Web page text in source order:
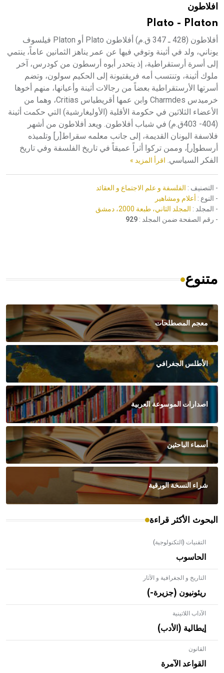
افلاطون
Plato - Platon
أفلاطون (428 ـ 347 ق.م) أفلاطون Plato أو Platon فيلسوف
يوناني، ولد في أثينة وتوفي فيها عن عمر يناهز الثمانين عاماً، ينتمي
إلى أسرة أرستقراطية، إذ يتحدر أبوه أرسطون من كودرس، آخر
ملوك أثينة، وتنتسب أمه فريقتيونة إلى الحكيم سولون، وتضم
أسرتها الأرستقراطية بعضاً من رجالات أثينة وأعيانها، منهم أخوها
خرميدس Charmdes وابن عمها أقريطياس Critias، وهما من
الأعضاء الثلاثين في حكومة الأقلية (الأوليغارشية) التي حكمت أثينة
(404- 403ق.م) في شباب أفلاطون. ويعد أفلاطون من أشهر
فلاسفة اليونان القديمة، إلى جانب معلمه سقراط[ر] وتلميذه
أرسطو[ر]، وممن تركوا أثراً عميقاً في تاريخ الفلسفة وفي تاريخ
الفكر السياسي. اقرأ المزيد »
- التصنيف : الفلسفة و علم الاجتماع و العقائد
- النوع : أعلام ومشاهير
- المجلد : المجلد الثاني، طبعة 2000، دمشق
- رقم الصفحة ضمن المجلد : 929
متنوع
معجم المصطلحات
الأطلس الجغرافي
اصدارات الموسوعة العربية
أسماء الباحثين
شراء النسخة الورقية
البحوث الأكثر قراءة
التقنيات (التكنولوجية)
الحاسوب
التاريخ و الجغرافية و الآثار
ريئونيون (جزيرة-)
الآداب اللاتينية
إيطالية (الأدب)
القانون
القواعد الآمرة
- هل تعلم أن الأبلق نوع من الفنون الهندسية التي ارتبطت
بالعمارة الإسلامية في بلاد الشام ومصر خاصة، حيث يحرص
المعمار على بناء مداميكه وخاصة في الواجهات